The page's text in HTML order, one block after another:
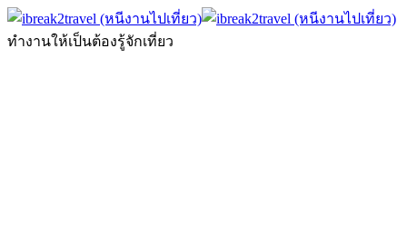
ทำงานให้เป็นต้องรู้จักเที่ยว